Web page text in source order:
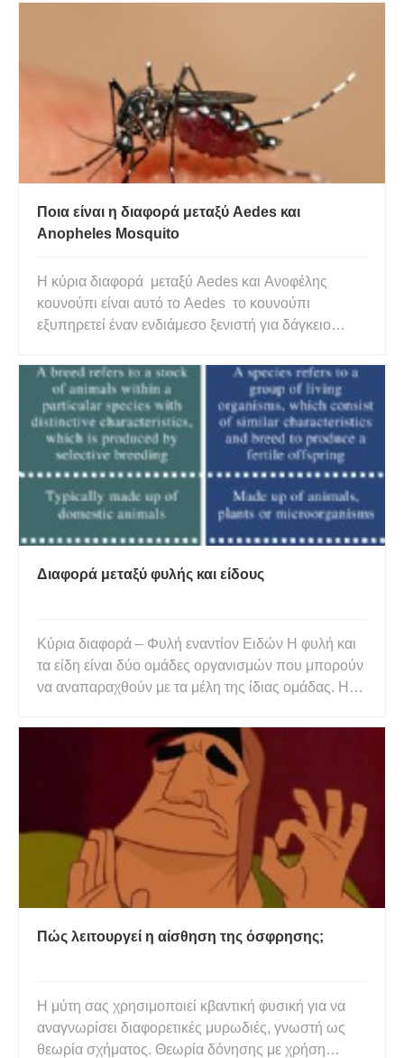
Ποια είναι η διαφορά μεταξύ Aedes και
Anopheles Mosquito
Η κύρια διαφορά μεταξύ Aedes και Ανοφέλης
κουνούπι είναι αυτό το Aedes το κουνούπι
εξυπηρετεί έναν ενδιάμεσο ξενιστή για δάγκειο
Ανοφελής Το κουνούπι χρησιμεύει ως ενδιάμεσο
οικοδεσπότης για παράσιτο ελονοσίας.
Επιπλέον, Aedes Το κουνούπι είν
Διαφορά μεταξύ φυλής και είδους
Κύρια διαφορά – Φυλή εναντίον Ειδών Η φυλή και
τα είδη είναι δύο ομάδες οργανισμών που μπορούν
να αναπαραχθούν με τα μέλη της ίδιας ομάδας. Η
ομάδες κατοικίδιων ζώων ενώ τα είδη μπορεί να
είναι ζώα, φυτά ή μικροοργανισμοί. Η κύρια
διαφορά μεταξύ φυλής κα
Πώς λειτουργεί η αίσθηση της όσφρησης;
Η μύτη σας χρησιμοποιεί κβαντική φυσική για να
αναγνωρίσει διαφορετικές μυρωδιές, γνωστή ως
θεωρία σχήματος. Θεωρία δόνησης με χρήση